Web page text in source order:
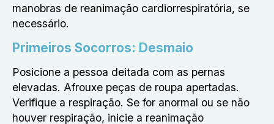
manobras de reanimação cardiorrespiratória, se
necessário.
Primeiros Socorros: Desmaio
Posicione a pessoa deitada com as pernas
elevadas. Afrouxe peças de roupa apertadas.
Verifique a respiração. Se for anormal ou se não
houver respiração, inicie a reanimação